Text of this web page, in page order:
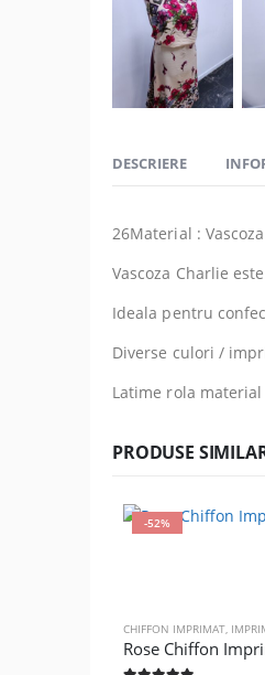
DESCRIERE
26Material :
Vascoza Charlie
Ideala pentru
Diverse culori /
Latime rola
PRODUSE
-52%
CHIFFON IMPRIMAT,
Rose Chiffon